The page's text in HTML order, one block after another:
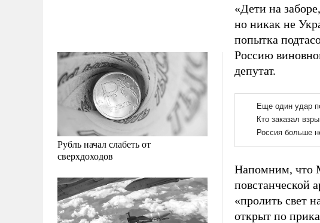
Рубль начал слабеть от
сверхдоходов
«Дети на
но никак не
попытка
Россию
депутат.
Напомним, что
повстанческой
«пролить свет
открыт по